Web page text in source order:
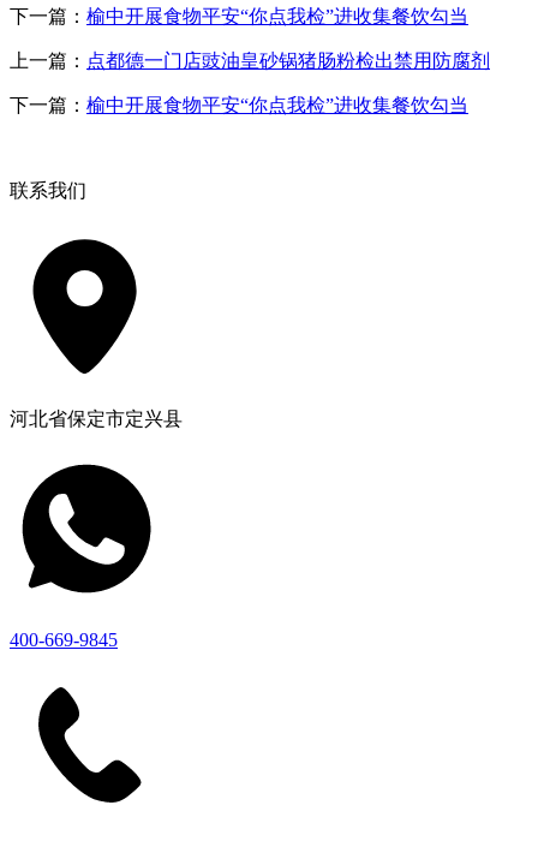
下一篇： 榆中开展食物平安“你点我检”进收集餐饮勾当
上一篇： 点都德一门店豉油皇砂锅猪肠粉检出禁用防腐剂
下一篇： 榆中开展食物平安“你点我检”进收集餐饮勾当
联系我们
河北省保定市定兴县
400-669-9845